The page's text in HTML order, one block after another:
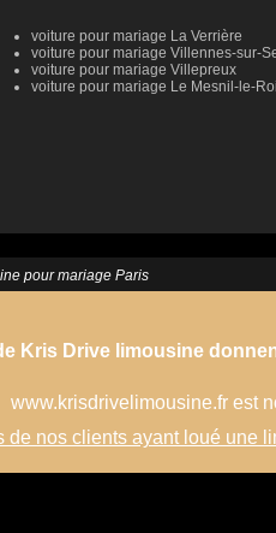
voiture pour mariage La Verrière
voiture pour mariage Villennes-sur-
voiture pour mariage Villepreux
voiture pour mariage Le Mesnil-le-Roi
pour mariage Paris
Kris Drive limousine
www.krisdrivelimousine.frest
de nos clients ayant loué une